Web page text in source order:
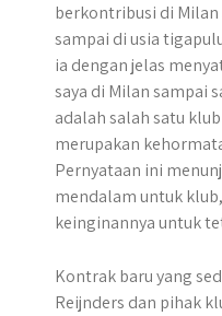
berkontribusi di
sampai di usia
ia dengan jelas
saya di Milan sampai
adalah salah satu
merupakan
Pernyataan ini
mendalam untuk
keinginannya untuk
Kontrak baru yang
Reijnders dan pihak